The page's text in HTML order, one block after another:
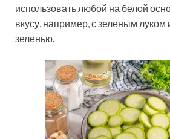
использовать любой на белой
вкусу, например, с зеленым луком
зеленью.